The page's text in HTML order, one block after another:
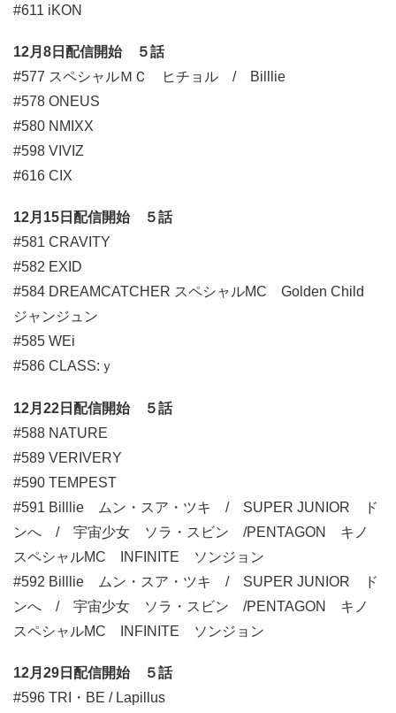
#611 iKON
12月8日配信開始 ５話
#577 スペシャルＭＣ ヒチョル / Billlie
#578 ONEUS
#580 NMIXX
#598 VIVIZ
#616 CIX
12月15日配信開始 ５話
#581 CRAVITY
#582 EXID
#584 DREAMCATCHER スペシャルMC Golden Child
ジャンジュン
#585 WEi
#586 CLASS:ｙ
12月22日配信開始 ５話
#588 NATURE
#589 VERIVERY
#590 TEMPEST
#591 Billlie ムン・スア・ツキ / SUPER JUNIOR ド
ンへ / 宇宙少女 ソラ・スビン /PENTAGON キノ
スペシャルMC INFINITE ソンジョン
#592 Billlie ムン・スア・ツキ / SUPER JUNIOR ド
ンへ / 宇宙少女 ソラ・スビン /PENTAGON キノ
スペシャルMC INFINITE ソンジョン
12月29日配信開始 ５話
#596 TRI・BE / Lapillus